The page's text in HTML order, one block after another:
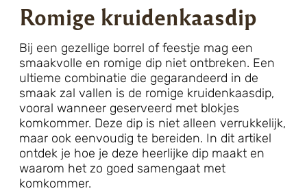
Romige kruidenkaasdip
Bij een gezellige borrel of feestje mag een
smaakvolle en romige dip niet ontbreken. Een
ultieme combinatie die gegarandeerd in de
smaak zal vallen is de romige kruidenkaasdip,
vooral wanneer geserveerd met blokjes
komkommer. Deze dip is niet alleen verrukkelijk,
maar ook eenvoudig te bereiden. In dit artikel
ontdek je hoe je deze heerlijke dip maakt en
waarom het zo goed samengaat met
komkommer.